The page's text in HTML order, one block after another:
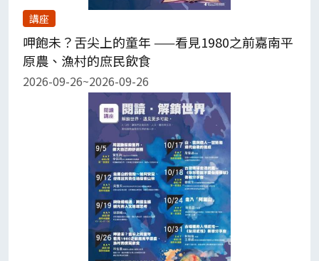
講座
呷飽未？舌尖上的童年 ——看見1980之前嘉南平
原農、漁村的庶民飲食
2026-09-26~2026-09-26